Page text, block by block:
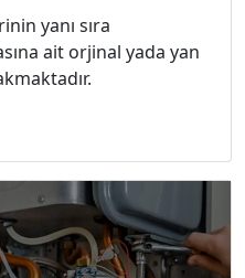
yanı sıra
ait orjinal yada yan